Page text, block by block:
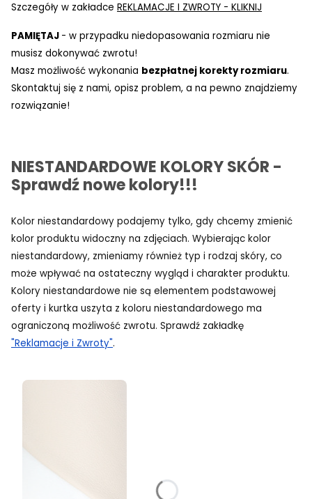
Szczegóły w zakładce REKLAMACJE I ZWROTY - KLIKNIJ
PAMIĘTAJ - w przypadku niedopasowania rozmiaru nie
musisz dokonywać zwrotu!
Masz możliwość wykonania bezpłatnej korekty rozmiaru.
Skontaktuj się z nami, opisz problem, a na pewno znajdziemy
rozwiązanie!
NIESTANDARDOWE KOLORY SKÓR -
Sprawdź nowe kolory!!!
Kolor niestandardowy podajemy tylko, gdy chcemy zmienić
kolor produktu widoczny na zdjęciach. Wybierając kolor
niestandardowy, zmieniamy również typ i rodzaj skóry, co
może wpływać na ostateczny wygląd i charakter produktu.
Kolory niestandardowe nie są elementem podstawowej
oferty i kurtka uszyta z koloru niestandardowego ma
ograniczoną możliwość zwrotu. Sprawdź zakładkę
"Reklamacje i Zwroty".